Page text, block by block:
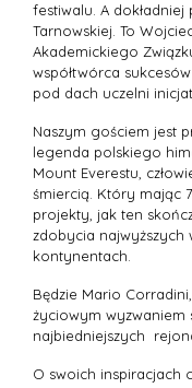
festiwalu. A dokładniej
Tarnowskiej. To
Akademickiego
współtwórca
pod dach uczelni
Naszym gościem jest
legenda polskiego
Mount Everestu,
śmiercią. Który mając
projekty, jak ten
zdobycia najwyższych
kontynentach.
Będzie Mario
życiowym wyzwaniem
najbiedniejszych
O swoich inspiracjach